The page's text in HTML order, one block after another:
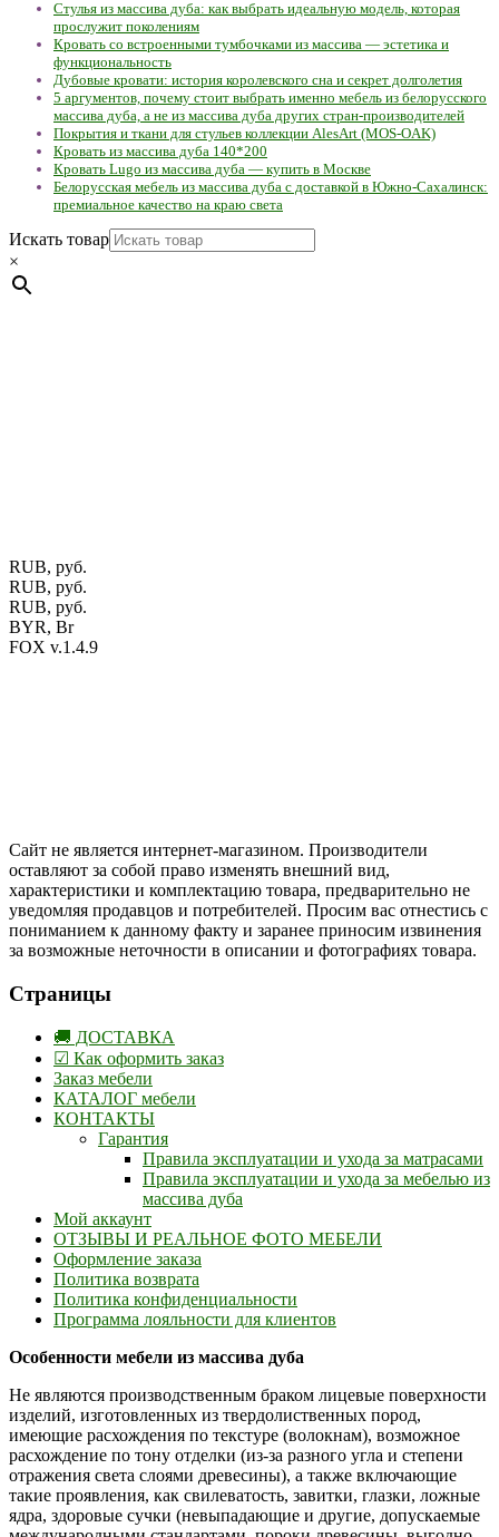
Стулья из массива дуба: как выбрать идеальную модель, которая
прослужит поколениям
Кровать со встроенными тумбочками из массива — эстетика и
функциональность
Дубовые кровати: история королевского сна и секрет долголетия
5 аргументов, почему стоит выбрать именно мебель из белорусского
массива дуба, а не из массива дуба других стран-производителей
Покрытия и ткани для стульев коллекции AlesArt (MOS-OAK)
Кровать из массива дуба 140*200
Кровать Lugo из массива дуба — купить в Москве
Белорусская мебель из массива дуба с доставкой в Южно-Сахалинск:
премиальное качество на краю света
Искать товар
×
RUB, руб.
RUB, руб.
RUB, руб.
BYR, Br
FOX v.1.4.9
Сайт не является интернет-магазином. Производители
оставляют за собой право изменять внешний вид,
характеристики и комплектацию товара, предварительно не
уведомляя продавцов и потребителей. Просим вас отнестись с
пониманием к данному факту и заранее приносим извинения
за возможные неточности в описании и фотографиях товара.
Страницы
🚚 ДОСТАВКА
☑ Как оформить заказ
Заказ мебели
КАТАЛОГ мебели
КОНТАКТЫ
Гарантия
Правила эксплуатации и ухода за матрасами
Правила эксплуатации и ухода за мебелью из
массива дуба
Мой аккаунт
ОТЗЫВЫ И РЕАЛЬНОЕ ФОТО МЕБЕЛИ
Оформление заказа
Политика возврата
Политика конфиденциальности
Программа лояльности для клиентов
Особенности мебели из массива дуба
Не являются производственным браком лицевые поверхности
изделий, изготовленных из твердолиственных пород,
имеющие расхождения по текстуре (волокнам), возможное
расхождение по тону отделки (из-за разного угла и степени
отражения света слоями древесины), а также включающие
такие проявления, как свилеватость, завитки, глазки, ложные
ядра, здоровые сучки (невыпадающие и другие, допускаемые